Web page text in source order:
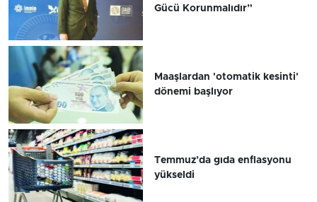
Gücü Korunmalıdır”
Maaşlardan 'otomatik kesinti'
dönemi başlıyor
Temmuz’da gıda enflasyonu
yükseldi